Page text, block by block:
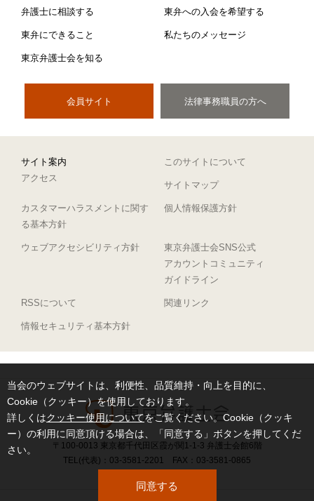
当会のウェブサイトは、利便性、品質維持・向上を目的に、
Cookie（クッキー）を使用しております。
詳しくはクッキー使用についてをご覧ください。Cookie（クッキ
ー）の利用に同意頂ける場合は、「同意する」ボタンを押してくだ
さい。
同意する
弁護士に相談する 東弁への入会を希望する
東弁にできること 私たちのメッセージ
東京弁護士会を知る
会員サイト 法律事務職員の方へ
サイト案内
このサイトについて
アクセス
サイトマップ
カスタマーハラスメントに関す
る基本方針
個人情報保護方針
ウェブアクセシビリティ方針
東京弁護士会SNS公式
アカウントコミュニティ
ガイドライン
RSSについて 関連リンク
情報セキュリティ基本方針
〒100-0013 東京都千代田区霞が関1-1-3 弁護士会館6階
TEL(代表)：03-3581-2201 FAX：03-3581-0865